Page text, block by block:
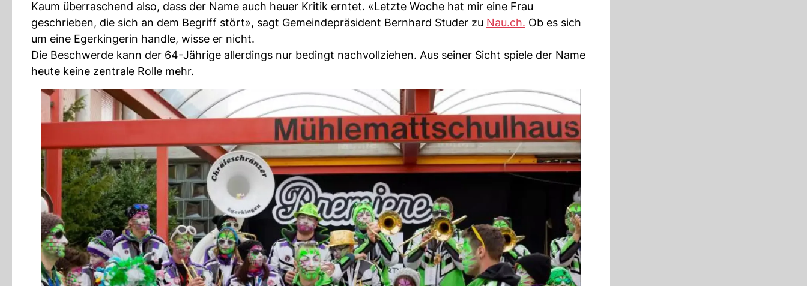
Kaum überraschend also, dass der Name auch heuer Kritik erntet. «Letzte Woche hat mir eine Frau
geschrieben, die sich an dem Begriff stört», sagt Gemeindepräsident Bernhard Studer zu Nau.ch. Ob es sich
um eine Egerkingerin handle, wisse er nicht.
Die Beschwerde kann der 64-Jährige allerdings nur bedingt nachvollziehen. Aus seiner Sicht spiele der Name
heute keine zentrale Rolle mehr.